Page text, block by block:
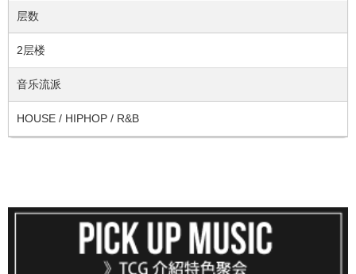
层数
2层楼
音乐流派
HOUSE / HIPHOP / R&B